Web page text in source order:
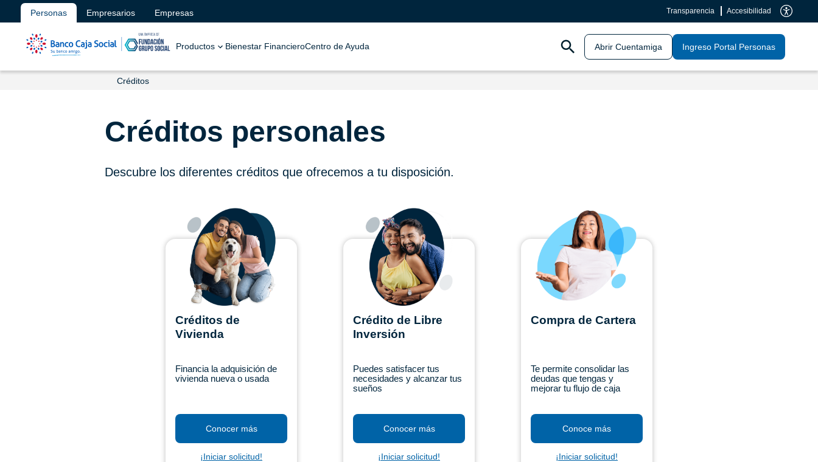
Personas Empresarios Empresas Transparencia Accesibilidad
Productos Bienestar FinancieroCentro de Ayuda Abrir Cuentamiga Ingreso Portal Personas
Créditos
Créditos personales
Descubre los diferentes créditos que ofrecemos a tu disposición.
Créditos de
Vivienda
Financia la adquisición de
vivienda nueva o usada
Conocer más
¡Iniciar solicitud!
Crédito de Libre
Inversión
Puedes satisfacer tus
necesidades y alcanzar tus
sueños
Conocer más
¡Iniciar solicitud!
Compra de Cartera
Te permite consolidar las
deudas que tengas y
mejorar tu flujo de caja
Conoce más
¡Iniciar solicitud!